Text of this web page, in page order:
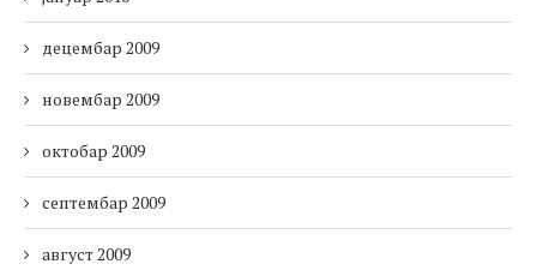
децембар 2009
новембар 2009
октобар 2009
септембар 2009
август 2009